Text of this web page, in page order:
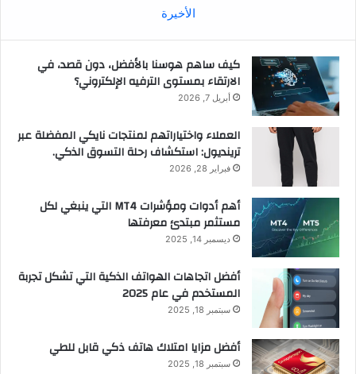
الأخيرة
كيف ساهم هوسنا بالأفضل، دون قصد، في
الارتقاء بمستوى الترفيه الإلكتروني؟
أبريل 7, 2026
العملاء واختياراتهم لمنتجات نايكي المفضلة عبر
ترينديول: استكشاف رحلة التسوق الذكي.
فبراير 28, 2026
أهم أدوات ومؤشرات MT4 التي ينبغي لكل
مستثمر مبتدئ معرفتها
ديسمبر 14, 2025
أفضل اتجاهات الهواتف الذكية التي تشكل تجربة
المستخدم في عام 2025
سبتمبر 18, 2025
أفضل مزايا امتلاك هاتف ذكي قابل للطي
سبتمبر 18, 2025